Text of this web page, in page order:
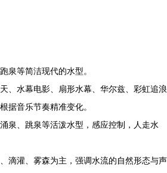
泉等简洁现代的水型。
天、水幕电影、扇形水幕、华尔兹、彩虹追浪
据音乐节奏精准变化。
泉、跳泉等活泼水型，感应控制，人走水
滴灌、雾森为主，强调水流的自然形态与声